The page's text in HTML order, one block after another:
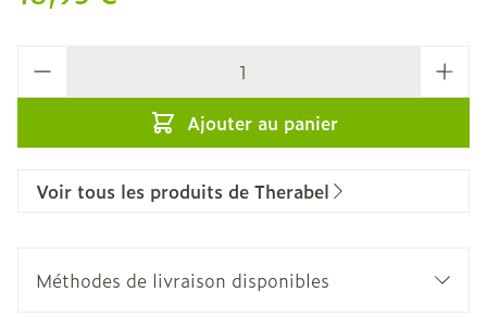
Ajouter au panier
Voir tous les produits de Therabel
Méthodes de livraison disponibles